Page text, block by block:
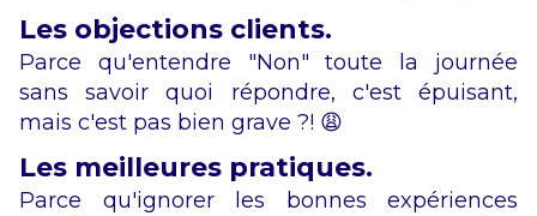
Les objections clients.
Parce qu'entendre "Non" toute la journée
sans savoir quoi répondre, c'est épuisant,
mais c'est pas bien grave ?! 😩
Les meilleures pratiques.
Parce qu'ignorer les bonnes expériences